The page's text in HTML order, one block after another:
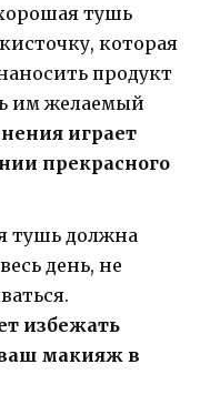
тушь
которая
продукт
им желаемый
играет
прекрасного
тушь должна
день, не
избежать
макияж в